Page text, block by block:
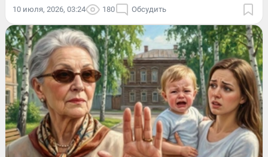
10 июля, 2026, 03:24 180 Обсудить